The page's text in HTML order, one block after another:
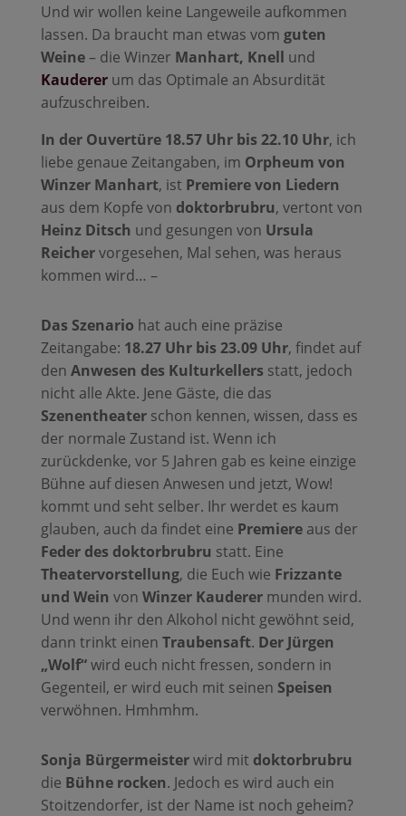
Und wir wollen keine Langeweile aufkommen
lassen. Da braucht man etwas vom guten
Weine– die Winzer Manhart, Knell und
Kauderer um das Optimale an Absurdität
aufzuschreiben.
In der Ouvertüre 18.57 Uhr bis 22.10 Uhr, ich
liebe genaue Zeitangaben, im Orpheum von
Winzer Manhart, ist Premiere von Liedern
aus dem Kopfe von doktorbrubru, vertont von
Heinz Ditsch und gesungen von Ursula
Reichervorgesehen, Mal sehen, was heraus
kommen wird… –
Das Szenario hat auch eine präzise
Zeitangabe: 18.27 Uhr bis 23.09 Uhr, findet auf
den Anwesen des Kulturkellers statt, jedoch
nicht alle Akte. Jene Gäste, die das
Szenentheaterschon kennen, wissen, dass es
der normale Zustand ist. Wenn ich
zurückdenke, vor 5 Jahren gab es keine einzige
Bühne auf diesen Anwesen und jetzt, Wow!
kommt und seht selber. Ihr werdet es kaum
glauben, auch da findet eine Premiereaus der
Feder des doktorbrubru statt. Eine
Theatervorstellung, die Euch wie Frizzante
und Wein von Winzer Kauderermunden wird.
Und wenn ihr den Alkohol nicht gewöhnt seid,
dann trinkt einen Traubensaft. Der Jürgen
„Wolf“wird euch nicht fressen, sondern in
Gegenteil, er wird euch mit seinen Speisen
verwöhnen. Hmhmhm.
Sonja Bürgermeisterwird mit doktorbrubru
die Bühne rocken. Jedoch es wird auch ein
Stoitzendorfer, ist der Name ist noch geheim?